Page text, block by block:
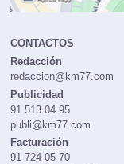
CONTACTOS
Redacción
redaccion@km77.com
Publicidad
91 513 04 95
publi@km77.com
Facturación
91 724 05 70